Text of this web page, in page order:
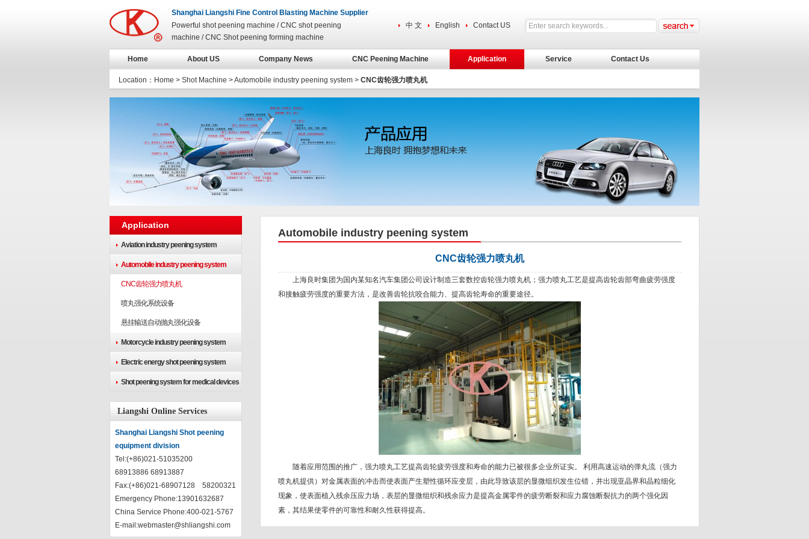
Shanghai Liangshi Fine Control Blasting Machine Supplier
Powerful shot peening machine / CNC shot peening
machine / CNC Shot peening forming machine
中 文 English Contact US
Home About US Company News CNC Peening Machine Application Service Contact Us
Location： Home > Shot Machine >Automobile industry peening system > CNC齿轮强力喷丸机
Application
Aviation industry peening system
Automobile industry peening system
CNC齿轮强力喷丸机
喷丸强化系统设备
悬挂输送自动抛丸强化设备
Motorcycle industry peening system
Electric energy shot peening system
Shot peening system for medical devices
Liangshi Online Services
Shanghai Liangshi Shot peening
equipment division
Tel:(+86)021-51035200
68913886 68913887
Fax:(+86)021-68907128 58200321
Emergency Phone:13901632687
China Service Phone:400-021-5767
E-mail:webmaster@shliangshi.com
Automobile industry peening system
CNC齿轮强力喷丸机
上海良时集团为国内某知名汽车集团公司设计制造三套数控齿轮强力喷丸机；强力喷丸工艺是提高齿轮齿部弯曲疲劳强度
和接触疲劳强度的重要方法，是改善齿轮抗咬合能力、提高齿轮寿命的重要途径。
随着应用范围的推广，强力喷丸工艺提高齿轮疲劳强度和寿命的能力已被很多企业所证实。 利用高速运动的弹丸流（强力
喷丸机提供）对金属表面的冲击而使表面产生塑性循环应变层，由此导致该层的显微组织发生位错，并出现亚晶界和晶粒细化
现象，使表面植入残余压应力场，表层的显微组织和残余应力是提高金属零件的疲劳断裂和应力腐蚀断裂抗力的两个强化因
素，其结果使零件的可靠性和耐久性获得提高。